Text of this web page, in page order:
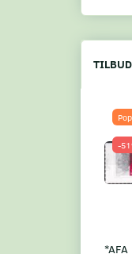
TILBUD
-